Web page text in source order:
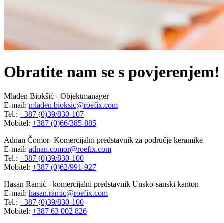
Obratite nam se s povjerenjem!
Mladen Biokšić - Objektmanager
E-mail: mladen.bioksic@roefix.com
Tel.: +387 (0)39/830-107
Mobitel: +387 (0)66/385-885
Adnan Čomor- Komercijalni predstavnik za područje keramike
E-mail: adnan.comor@roefix.com
Tel.: +387 (0)39/830-100
Mobitel: +387 (0)62/991-927
Hasan Ramić - komercijalni predstavnik Unsko-sanski kanton
E-mail: hasan.ramic@roefix.com
Tel.: +387 (0)39/830-100
Mobitel: +387 63 002 826